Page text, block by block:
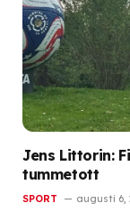
Jens Littorin:
tummetott
SPORT augusti 6,